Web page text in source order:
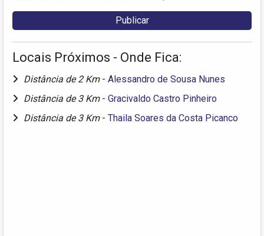
Locais Próximos - Onde Fica:
Distância de 2 Km - Alessandro de Sousa Nunes
Distância de 3 Km - Gracivaldo Castro Pinheiro
Distância de 3 Km - Thaila Soares da Costa Picanco